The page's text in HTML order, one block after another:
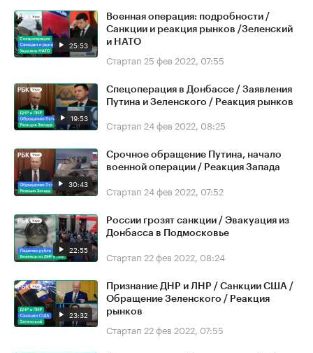
25:53
Военная операция: подробности /
Санкции и реакция рынков /Зеленский
и НАТО
Стартап 25 фев 2022, 07:55
19:53
Спецоперация в Донбассе / Заявления
Путина и Зеленского / Реакция рынков
Стартап 24 фев 2022, 08:25
30:43
Срочное обращение Путина, начало
военной операции / Реакция Запада
Стартап 24 фев 2022, 07:52
22:55
России грозят санкции / Эвакуация из
Донбасса в Подмосковье
Стартап 22 фев 2022, 08:24
23:32
Признание ДНР и ЛНР / Санкции США /
Обращение Зеленского / Реакция
рынков
Стартап 22 фев 2022, 07:55